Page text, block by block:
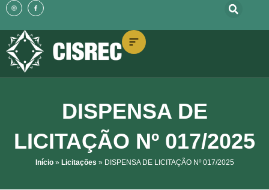
conteúdo
conteúdo
I
n
s
t
g
a
m
F
a
c
e
o
k
-
f
DISPENSA DE
LICITAÇÃO Nº 017/2025
Início» Licitações » DISPENSA DE LICITAÇÃO Nº 017/2025